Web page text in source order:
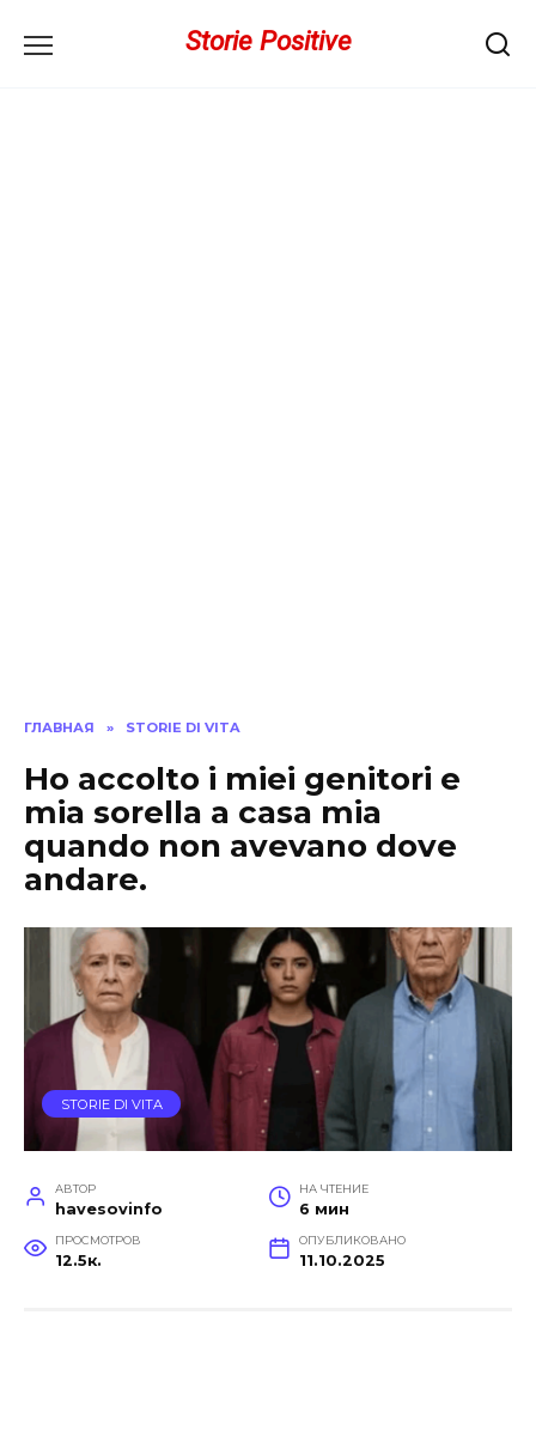
Storie Positive
ГЛАВНАЯ » STORIE DI VITA
Ho accolto i miei genitori e
mia sorella a casa mia
quando non avevano dove
andare.
STORIE DI VITA
АВТОР
havesovinfo
НА ЧТЕНИЕ
6 мин
ПРОСМОТРОВ
12.5к.
ОПУБЛИКОВАНО
11.10.2025